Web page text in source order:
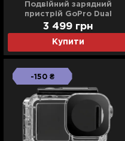
Подвійний зарядний
пристрій GoPro Dual
Battery Charger +
Акумулятор Enduro 2 шт
для Hero11/10/9 (ADDBD-
211-EU)
Купити
3 499 грн
-150 ₴